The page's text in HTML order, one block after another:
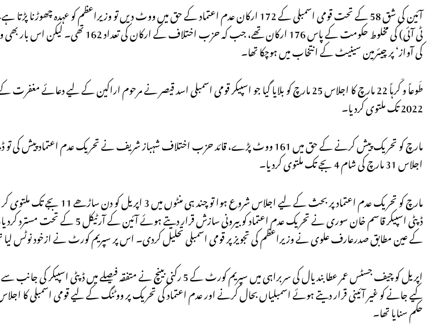
آئین کی شق 58 کے تحت قومی اسمبلی کے 172 ارکان عدم اعتماد کے حق میں ووٹ دیں تو وزیراعظم کو
ٹی آئی) کی مخلوط حکومت کے پاس 176 ارکان تھے، جب کہ حزب
کی آواز‘ پر چیئرمین سینیٹ کے انتخاب میں ہوچکا تھا۔
2022 تک ملتوی کردیا۔
اجلاس 31 مارچ کی شام 4 بجے تک ملتوی کردیا۔
ڈپٹی اسپیکر قاسم خان سوری نے تحریک عدم اعتماد کو
کے عین مطابق صدرعارف علوی نے وزیراعظم کی تجویز پر قومی اسمبلی تحلیل کردی۔ اس پر سپریم کورٹ نے ازخود نوٹس لیا
حکم سنایا تھا۔